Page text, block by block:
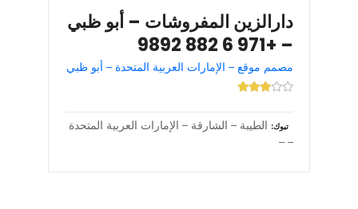
دارالزين المفروشات – أبو ظبي
– +971 6 882 9892
مصمم موقع – الإمارات العربية المتحدة – أبو ظبي
تبوك
الطيبة – الشارقة – الإمارات العربية المتحدة
– –